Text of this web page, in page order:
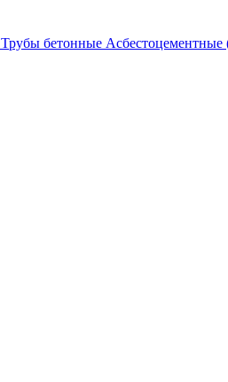
Трубы бетонные Асбестоцементные